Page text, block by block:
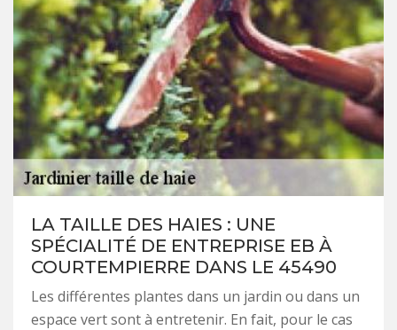
LA TAILLE DES HAIES : UNE
SPÉCIALITÉ DE ENTREPRISE EB À
COURTEMPIERRE DANS LE 45490
Les différentes plantes dans un jardin ou dans un
espace vert sont à entretenir. En fait, pour le cas